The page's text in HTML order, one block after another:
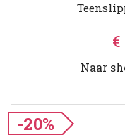
€
Naar
-20%